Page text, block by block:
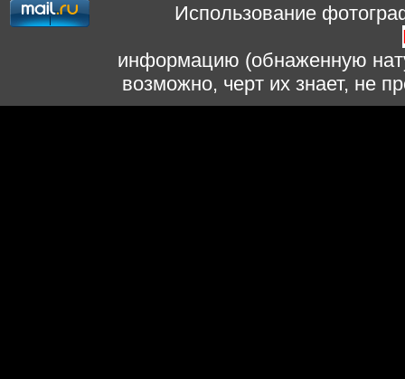
Использование
информацию (обнаженную
возможно, черт их знает, не